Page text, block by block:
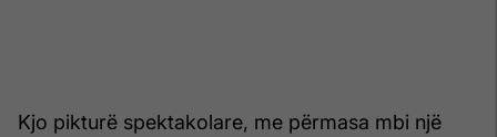
Kjo pikturë spektakolare, me përmasa mbi një